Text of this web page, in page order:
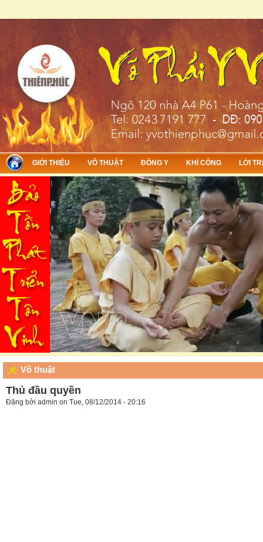
GIỚI THIỆU VÕ THUẬT ĐÔNG Y KHÍ CÔNG LỜI
Võ thuật
Thủ đầu quyền
Đăng bởi admin on Tue, 08/12/2014 - 20:16